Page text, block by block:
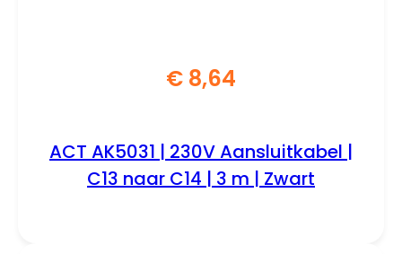
€ 8,64
ACT AK5031 | 230V Aansluitkabel |
C13 naar C14 | 3 m | Zwart